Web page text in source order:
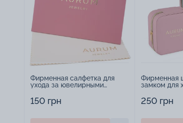
Фирменная салфетка для
ухода за ювелирными
150 грн
Фирменная
замком для
250 грн